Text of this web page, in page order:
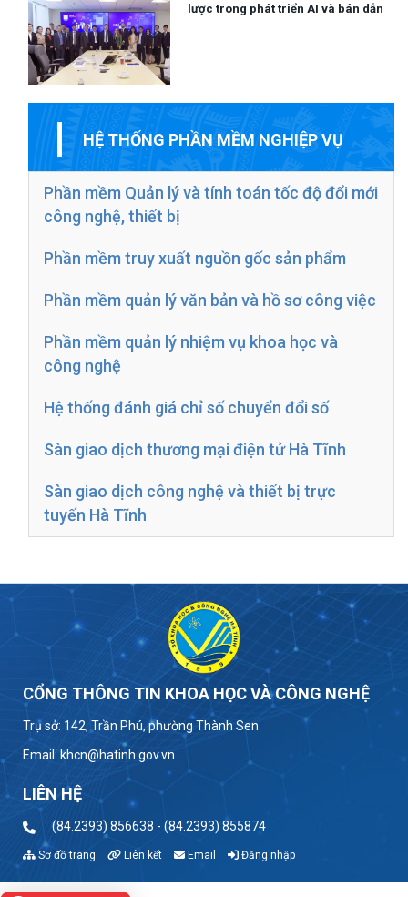
lược trong phát triển AI và bán dẫn
HỆ THỐNG PHẦN MỀM NGHIỆP VỤ
Phần mềm Quản lý và tính toán tốc độ đổi mới
công nghệ, thiết bị
Phần mềm truy xuất nguồn gốc sản phẩm
Phần mềm quản lý văn bản và hồ sơ công việc
Phần mềm quản lý nhiệm vụ khoa học và
công nghệ
Hệ thống đánh giá chỉ số chuyển đổi số
Sàn giao dịch thương mại điện tử Hà Tĩnh
Sàn giao dịch công nghệ và thiết bị trực
tuyến Hà Tĩnh
CỔNG THÔNG TIN KHOA HỌC VÀ CÔNG NGHỆ
Trụ sở: 142, Trần Phú, phường Thành Sen
Email: khcn@hatinh.gov.vn
LIÊN HỆ
(84.2393) 856638 - (84.2393) 855874
Sơ đồ trang Liên kết Email Đăng nhập